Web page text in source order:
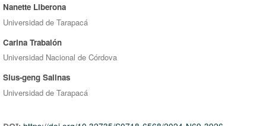
Authors
Nanette Liberona
Universidad de Tarapacá
Carina Trabalón
Universidad Nacional de Córdova
Sius-geng Salinas
Universidad de Tarapacá